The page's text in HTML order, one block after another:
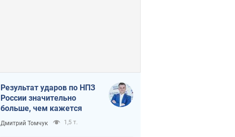
Результат ударов по НПЗ
России значительно
больше, чем кажется
Дмитрий Томчук 1,5 т.